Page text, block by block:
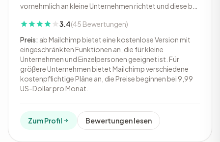
vornehmlich an kleine Unternehmen richtet und diese bei
unter anderem Tools für Content-Erstellung,
Kundenanalysen, Social Media und Werbekampagnen.
3.4(45 Bewertungen)
Preis: ab Mailchimp bietet eine kostenlose Version mit
eingeschränkten Funktionen an, die für kleine
Unternehmen und Einzelpersonen geeignet ist. Für
größere Unternehmen bietet Mailchimp verschiedene
kostenpflichtige Pläne an, die Preise beginnen bei 9,99
US-Dollar pro Monat.
Zum Profil Bewertungen lesen